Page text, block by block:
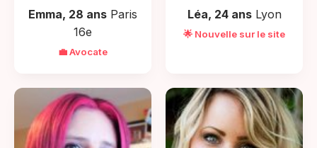
Emma, 28 ans Paris
16e
💼 Avocate
Léa, 24 ans Lyon
🌟 Nouvelle sur le site